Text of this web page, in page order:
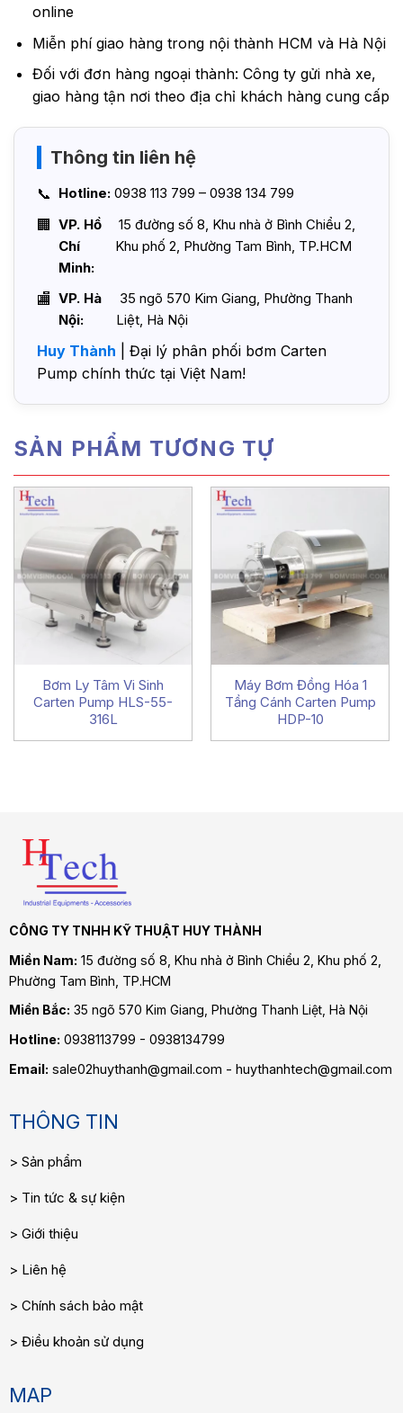
online
Miễn phí giao hàng trong nội thành HCM và Hà Nội
Đối với đơn hàng ngoại thành: Công ty gửi nhà xe,
giao hàng tận nơi theo địa chỉ khách hàng cung cấp
Thông tin liên hệ
Hotline: 0938 113 799 – 0938 134 799
VP. Hồ
Chí
Minh:
15 đường số 8, Khu nhà ở Bình Chiểu 2,
Khu phố 2, Phường Tam Bình, TP.HCM
VP. Hà
Nội:
35 ngõ 570 Kim Giang, Phường Thanh
Liệt, Hà Nội
Huy Thành | Đại lý phân phối bơm Carten
Pump chính thức tại Việt Nam!
SẢN PHẨM TƯƠNG TỰ
Bơm Ly Tâm Vi Sinh
Carten Pump HLS-55-
316L
Máy Bơm Đồng Hóa 1
Tầng Cánh Carten Pump
HDP-10
CÔNG TY TNHH KỸ THUẬT HUY THÀNH
Miền Nam: 15 đường số 8, Khu nhà ở Bình Chiểu 2, Khu phố 2,
Phường Tam Bình , TP.HCM
Miền Bắc: 35 ngõ 570 Kim Giang, Phường Thanh Liệt, Hà Nội
Hotline: 0938113799 - 0938134799
Email: sale02huythanh@gmail.com - huythanhtech@gmail.com
THÔNG TIN
Sản phẩm
Tin tức & sự kiện
Giới thiệu
Liên hệ
Chính sách bảo mật
Điều khoản sử dụng
MAP